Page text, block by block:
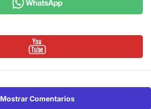
Mostrar Comentarios